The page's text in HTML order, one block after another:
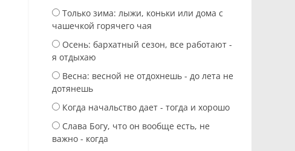
Только зима: лыжи, коньки или дома с
чашечкой горячего чая
Осень: бархатный сезон, все работают -
я отдыхаю
Весна: весной не отдохнешь - до лета не
дотянешь
Когда начальство дает - тогда и хорошо
Слава Богу, что он вообще есть, не
важно - когда